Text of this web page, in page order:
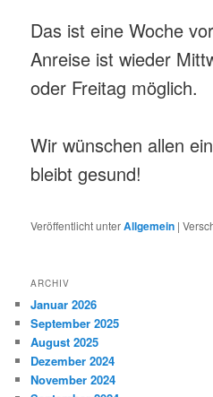
Das ist eine Woche
Anreise ist wieder
oder Freitag möglich.
Wir wünschen allen
bleibt gesund!
Veröffentlicht unterAllgemein |
ARCHIV
Januar 2026
September 2025
August 2025
Dezember 2024
November 2024